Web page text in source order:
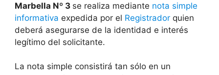
Marbella Nº 3 se realiza mediante nota simple
informativa expedida por el Registrador quien
deberá asegurarse de la identidad e interés
legítimo del solicitante.
La nota simple consistirá tan sólo en un